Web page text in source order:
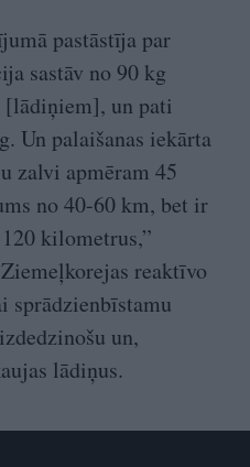
pastāstīja par
sastāv no 90 kg
[lādiņiem], un pati
Un palaišanas iekārta
zalvi apmēram 45
no 40-60 km, bet ir
kilometrus,”
reaktīvo
sprādzienbīstamu
un,
lādiņus.